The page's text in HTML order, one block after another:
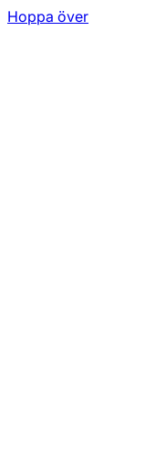
Hoppa över